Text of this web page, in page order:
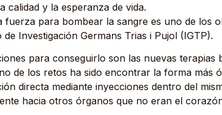
calidad y la esperanza de vida.
fuerza para bombear la sangre es uno de los
Investigación Germans Trias i Pujol (IGTP).
para conseguirlo son las nuevas
de los retos ha sido encontrar la forma
directa mediante inyecciones dentro del
hacia otros órganos que no eran el